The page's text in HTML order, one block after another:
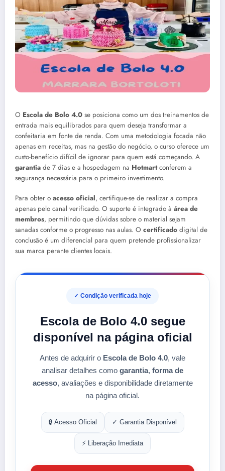
O Escola de Bolo 4.0 se posiciona como um dos treinamentos de
entrada mais equilibrados para quem deseja transformar a
confeitaria em fonte de renda. Com uma metodologia focada não
apenas em receitas, mas na gestão do negócio, o curso oferece um
custo-benefício difícil de ignorar para quem está começando. A
garantia de 7 dias e a hospedagem na Hotmartconferem a
segurança necessária para o primeiro investimento.
Para obter o acesso oficial, certifique-se de realizar a compra
apenas pelo canal verificado. O suporte é integrado à área de
membros, permitindo que dúvidas sobre o material sejam
sanadas conforme o progresso nas aulas. O certificado digital de
conclusão é um diferencial para quem pretende profissionalizar
sua marca perante clientes locais.
✓ Condição verificada hoje
Escola de Bolo 4.0 segue
disponível na página oficial
Antes de adquirir o Escola de Bolo 4.0, vale
analisar detalhes como garantia, forma de
acesso, avaliações e disponibilidade diretamente
na página oficial.
🔒 Acesso Oficial ✓ Garantia Disponível
⚡ Liberação Imediata